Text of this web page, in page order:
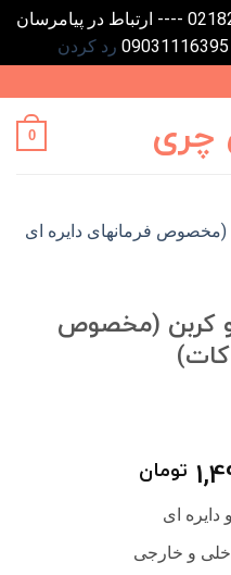
واحد ارتباط با مشتریان : 02182808933 ---- ارتباط در پیامرسان
رد کردن
0
و کربن (مخصوص
کات)
1,900,000 تومان
تومان
است.
ای
و خارجی